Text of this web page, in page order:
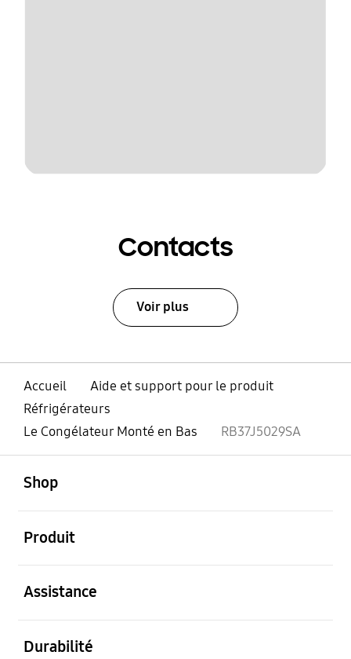
Contacts
Voir plus
Accueil
Aide et support pour le produit
Réfrigérateurs
Le Congélateur Monté en Bas
RB37J5029SA
Shop
Produit
Assistance
Durabilité